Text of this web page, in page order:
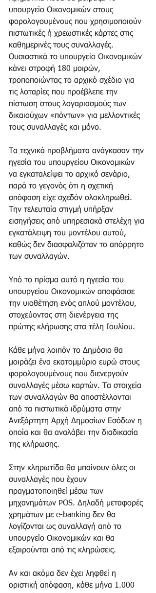
υπουργείο Οικονομικών στους
φορολογουμένους που χρησιμοποιούν
πιστωτικές ή χρεωστικές κάρτες στις
καθημερινές τους συναλλαγές.
Ουσιαστικά το υπουργείο Οικονομικών
κάνει στροφή 180 μοιρών,
τροποποιώντας το αρχικό σχέδιο για
τις λοταρίες που προέβλεπε την
πίστωση στους λογαριασμούς των
δικαιούχων «πόντων» για μελλοντικές
τους συναλλαγές και μόνο.
Τα τεχνικά προβλήματα ανάγκασαν την
ηγεσία του υπουργείου Οικονομικών
να εγκαταλείψει το αρχικό σενάριο,
παρά το γεγονός ότι η σχετική
απόφαση είχε σχεδόν ολοκληρωθεί.
Την τελευταία στιγμή υπήρξαν
εισηγήσεις από υπηρεσιακά στελέχη για
εγκατάλειψη του μοντέλου αυτού,
καθώς δεν διασφαλιζόταν το απόρρητο
των συναλλαγών.
Υπό το πρίσμα αυτό η ηγεσία του
υπουργείου Οικονομικών αποφάσισε
την υιοθέτηση ενός απλού μοντέλου,
στοχεύοντας στη διενέργεια της
πρώτης κλήρωσης στα τέλη Ιουλίου.
Κάθε μήνα λοιπόν το Δημόσιο θα
μοιράζει ένα εκατομμύριο ευρώ στους
φορολογουμένους που διενεργούν
συναλλαγές μέσω καρτών. Τα στοιχεία
των συναλλαγών θα αποστέλλονται
από τα πιστωτικά ιδρύματα στην
Ανεξάρτητη Αρχή Δημοσίων Εσόδων η
οποία και θα αναλάβει την διαδικασία
της κλήρωσης.
Στην κληρωτίδα θα μπαίνουν όλες οι
συναλλαγές που έχουν
πραγματοποιηθεί μέσω των
μηχανημάτων POS. Δηλαδή μεταφορές
χρημάτων με e-banking δεν θα
λογίζονται ως συναλλαγή από το
υπουργείο Οικονομικών και θα
εξαιρούνται από τις κληρώσεις.
Αν και ακόμα δεν έχει ληφθεί η
οριστική απόφαση, κάθε μήνα 1.000